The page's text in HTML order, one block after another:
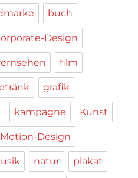
buch
Design
film
grafik
kampagne Kunst
Motion-Design
natur plakat